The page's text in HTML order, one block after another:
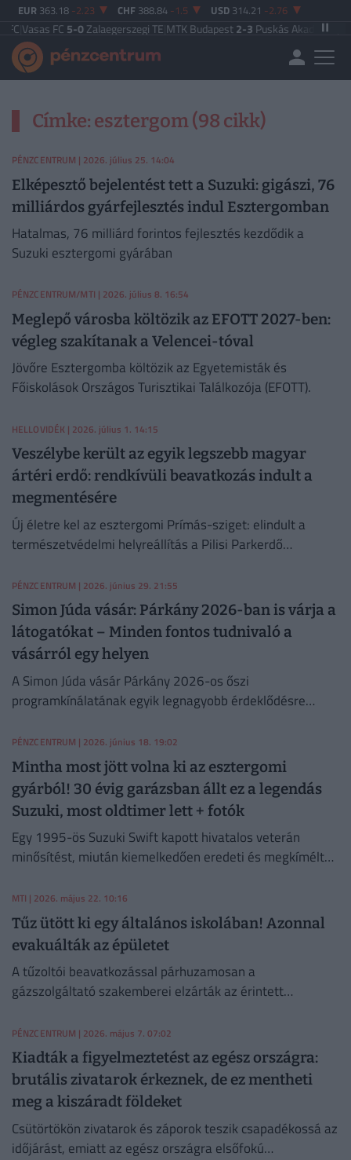
EUR 363.18 -2.23 CHF 388.84 -1.5 USD 314.21 -2.76
Vasas FC 5-0Zalaegerszegi TE|MTK Budapest2-3Puskás Akadémia |
Címke: esztergom (98 cikk)
PÉNZCENTRUM | 2026. július 25. 14:04
Elképesztő bejelentést tett a Suzuki: gigászi, 76
milliárdos gyárfejlesztés indul Esztergomban
Hatalmas, 76 milliárd forintos fejlesztés kezdődik a
Suzuki esztergomi gyárában
PÉNZCENTRUM/MTI | 2026. július 8. 16:54
Meglepő városba költözik az EFOTT 2027-ben:
végleg szakítanak a Velencei-tóval
Jövőre Esztergomba költözik az Egyetemisták és
Főiskolások Országos Turisztikai Találkozója (EFOTT).
HELLOVIDÉK | 2026. július 1. 14:15
Veszélybe került az egyik legszebb magyar
ártéri erdő: rendkívüli beavatkozás indult a
megmentésére
Új életre kel az esztergomi Prímás-sziget: elindult a
természetvédelmi helyreállítás a Pilisi Parkerdő
jövőért.
PÉNZCENTRUM | 2026. június 29. 21:55
Simon Júda vásár: Párkány 2026-ban is várja a
látogatókat – Minden fontos tudnivaló a
vásárról egy helyen
A Simon Júda vásár Párkány 2026-os őszi
programkínálatának egyik legnagyobb érdeklődésre
érdemes a vásárra utazni, és mire számíthatnak a
látogatók
PÉNZCENTRUM | 2026. június 18. 19:02
Mintha most jött volna ki az esztergomi
gyárból! 30 évig garázsban állt ez a legendás
Suzuki, most oldtimer lett + fotók
Egy 1995-ös Suzuki Swift kapott hivatalos veterán
minősítést, miután kiemelkedően eredeti és megkímélt
MTI | 2026. május 22. 10:16
Tűz ütött ki egy általános iskolában! Azonnal
evakuálták az épületet
A tűzoltói beavatkozással párhuzamosan a
gázszolgáltató szakemberei elzárták az érintett
veszélyhelyzetet.
PÉNZCENTRUM | 2026. május 7. 07:02
Kiadták a figyelmeztetést az egész országra:
brutális zivatarok érkeznek, de ez mentheti
meg a kiszáradt földeket
Csütörtökön zivatarok és záporok teszik csapadékossá az
időjárást, emiatt az egész országra elsőfokú